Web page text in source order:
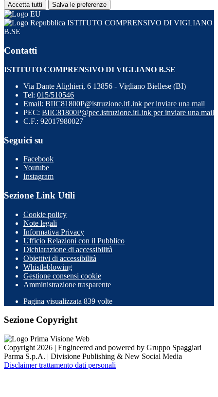
Accetta tutti Salva le preferenze
ISTITUTO COMPRENSIVO DI VIGLIANO
B.SE
Contatti
ISTITUTO COMPRENSIVO DI VIGLIANO B.SE
Via Dante Alighieri, 6 13856 - Vigliano Biellese (BI)
Tel: 015/510546
Email: BIIC81800P@istruzione.itLink per inviare una mail
PEC: BIIC81800P@pec.istruzione.itLink per inviare una mail
C.F.: 92017980027
Seguici su
Facebook
Youtube
Instagram
Sezione Link Utili
Cookie policy
Note legali
Informativa Privacy
Ufficio Relazioni con il Pubblico
Dichiarazione di accessibilità
Obiettivi di accessibilità
Whistleblowing
Gestione consensi cookie
Amministrazione trasparente
Pagina visualizzata 839 volte
Sezione Copyright
Copyright 2026 | Engineered and powered by Gruppo Spaggiari
Parma S.p.A. | Divisione Publishing & New Social Media
Disclaimer trattamento dati personali